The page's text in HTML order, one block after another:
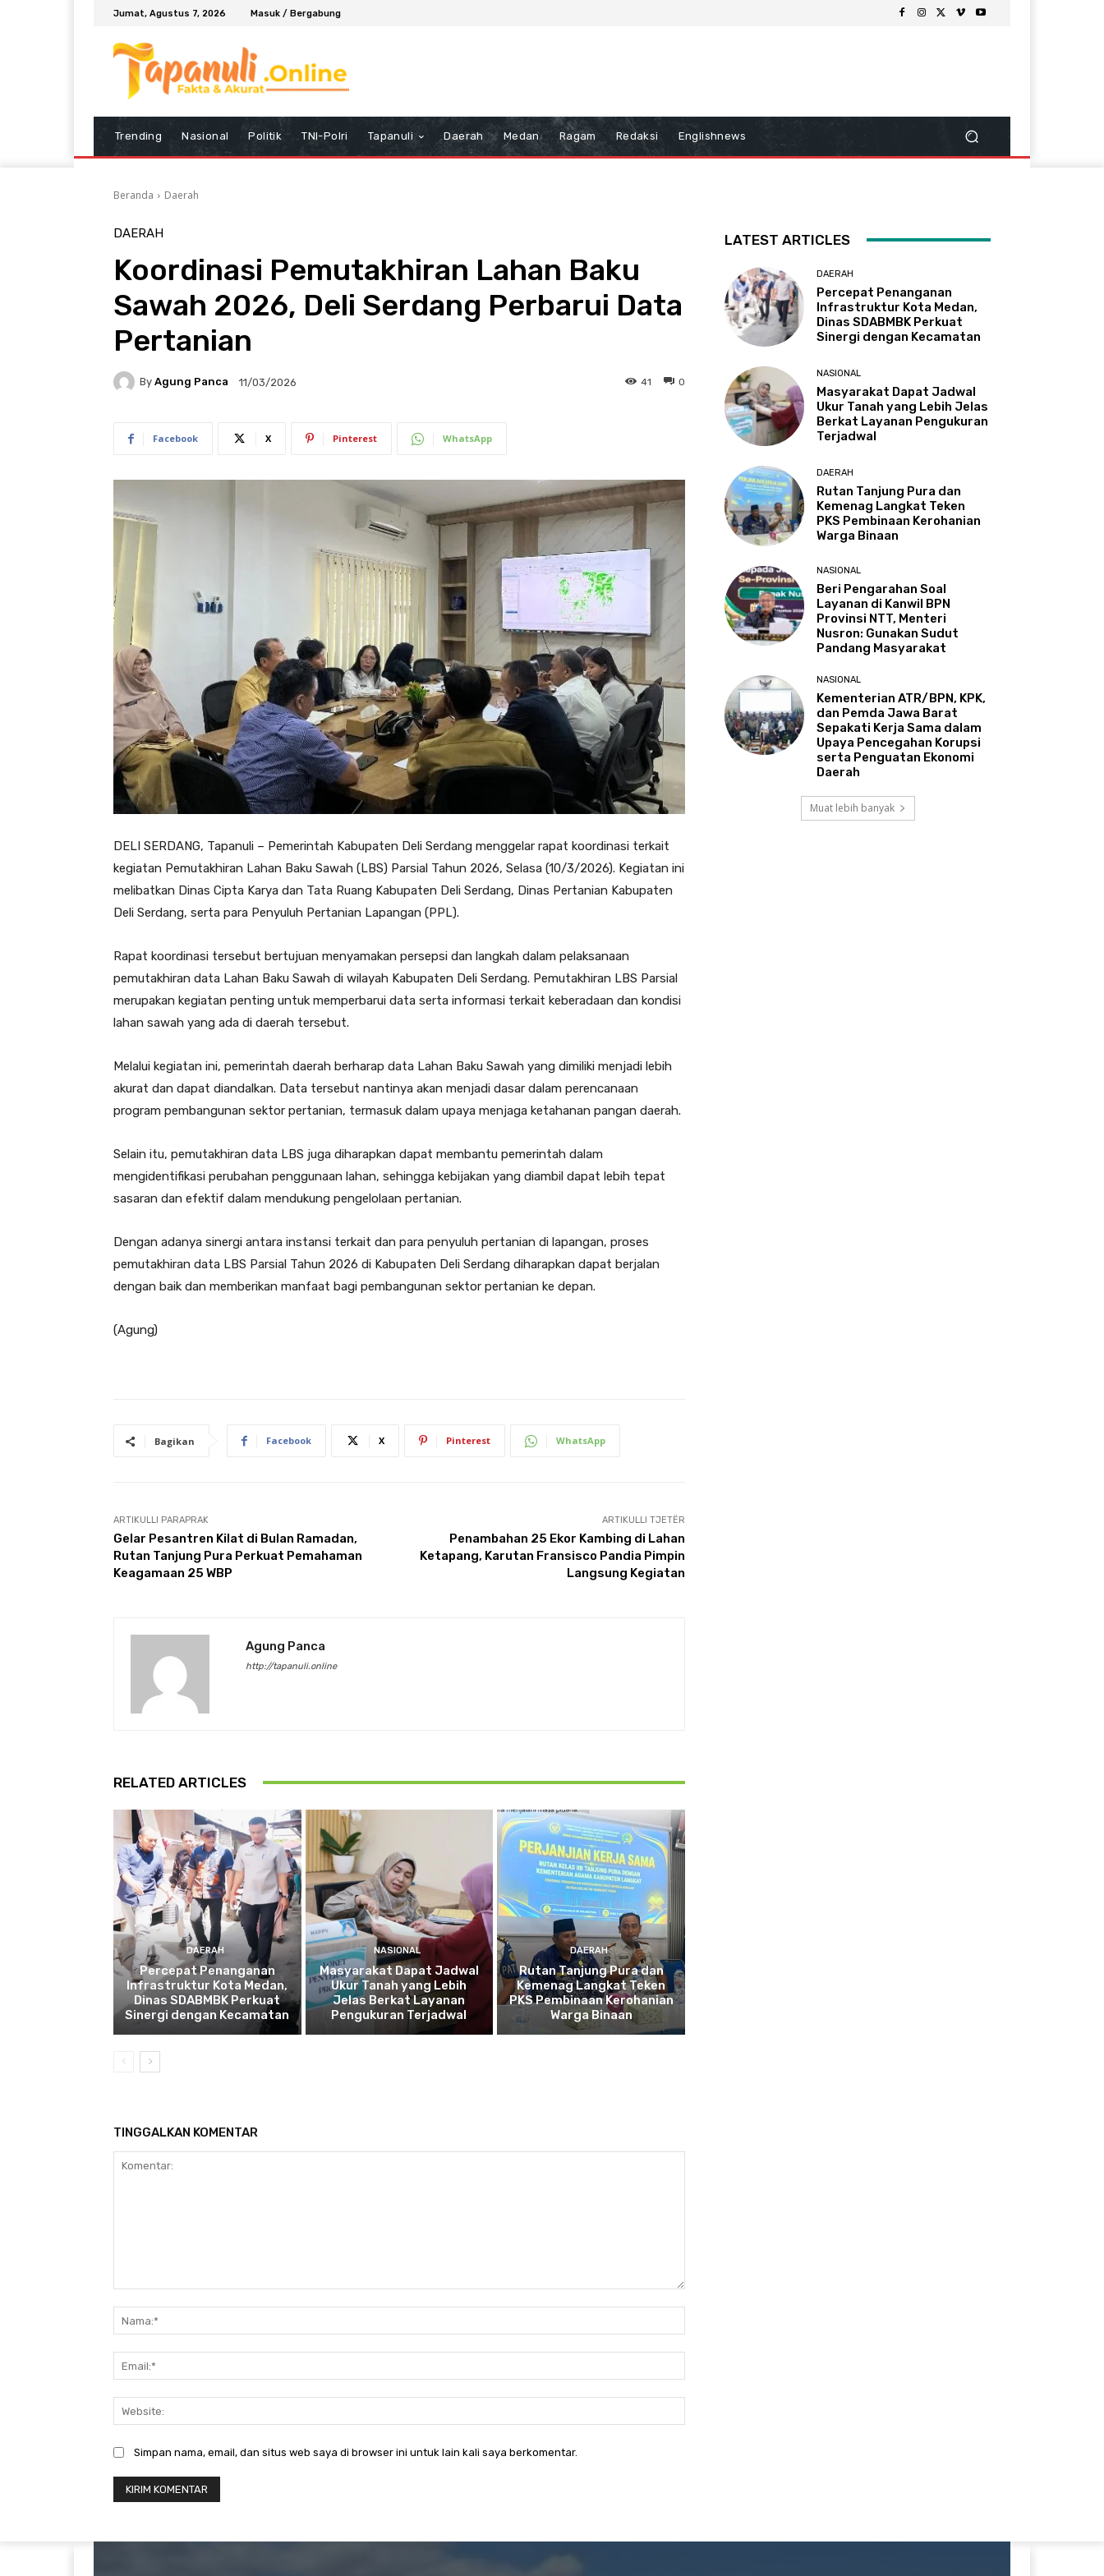
Jumat, Agustus 7, 2026 Masuk / Bergabung
Trending Nasional Politik TNI-Polri Tapanuli Daerah Medan Ragam Redaksi Englishnews
Beranda Daerah
DAERAH
Koordinasi Pemutakhiran Lahan Baku
Sawah 2026, Deli Serdang Perbarui Data
Pertanian
By Agung Panca 11/03/2026 0
41
Facebook X Pinterest WhatsApp
DELI SERDANG, Tapanuli – Pemerintah Kabupaten Deli Serdang menggelar rapat koordinasi terkait
kegiatan Pemutakhiran Lahan Baku Sawah (LBS) Parsial Tahun 2026, Selasa (10/3/2026). Kegiatan ini
melibatkan Dinas Cipta Karya dan Tata Ruang Kabupaten Deli Serdang, Dinas Pertanian Kabupaten
Deli Serdang, serta para Penyuluh Pertanian Lapangan (PPL).
Rapat koordinasi tersebut bertujuan menyamakan persepsi dan langkah dalam pelaksanaan
pemutakhiran data Lahan Baku Sawah di wilayah Kabupaten Deli Serdang. Pemutakhiran LBS Parsial
merupakan kegiatan penting untuk memperbarui data serta informasi terkait keberadaan dan kondisi
lahan sawah yang ada di daerah tersebut.
Melalui kegiatan ini, pemerintah daerah berharap data Lahan Baku Sawah yang dimiliki menjadi lebih
akurat dan dapat diandalkan. Data tersebut nantinya akan menjadi dasar dalam perencanaan
program pembangunan sektor pertanian, termasuk dalam upaya menjaga ketahanan pangan daerah.
Selain itu, pemutakhiran data LBS juga diharapkan dapat membantu pemerintah dalam
mengidentifikasi perubahan penggunaan lahan, sehingga kebijakan yang diambil dapat lebih tepat
sasaran dan efektif dalam mendukung pengelolaan pertanian.
Dengan adanya sinergi antara instansi terkait dan para penyuluh pertanian di lapangan, proses
pemutakhiran data LBS Parsial Tahun 2026 di Kabupaten Deli Serdang diharapkan dapat berjalan
dengan baik dan memberikan manfaat bagi pembangunan sektor pertanian ke depan.
(Agung)
Bagikan Facebook X Pinterest WhatsApp
ARTIKULLI PARAPRAK
Gelar Pesantren Kilat di Bulan Ramadan,
Rutan Tanjung Pura Perkuat Pemahaman
Keagamaan 25 WBP
ARTIKULLI TJETËR
Penambahan 25 Ekor Kambing di Lahan
Ketapang, Karutan Fransisco Pandia Pimpin
Langsung Kegiatan
Agung Panca
http://tapanuli.online
RELATED ARTICLES
DAERAH
Percepat Penanganan
Infrastruktur Kota Medan,
Dinas SDABMBK Perkuat
Sinergi dengan Kecamatan
NASIONAL
Masyarakat Dapat Jadwal
Ukur Tanah yang Lebih
Jelas Berkat Layanan
Pengukuran Terjadwal
DAERAH
Rutan Tanjung Pura dan
Kemenag Langkat Teken
PKS Pembinaan Kerohanian
Warga Binaan
TINGGALKAN KOMENTAR
Simpan nama, email, dan situs web saya di browser ini untuk lain kali saya berkomentar.
LATEST ARTICLES
DAERAH
Percepat Penanganan
Infrastruktur Kota Medan,
Dinas SDABMBK Perkuat
Sinergi dengan Kecamatan
NASIONAL
Masyarakat Dapat Jadwal
Ukur Tanah yang Lebih Jelas
Berkat Layanan Pengukuran
Terjadwal
DAERAH
Rutan Tanjung Pura dan
Kemenag Langkat Teken
PKS Pembinaan Kerohanian
Warga Binaan
NASIONAL
Beri Pengarahan Soal
Layanan di Kanwil BPN
Provinsi NTT, Menteri
Nusron: Gunakan Sudut
Pandang Masyarakat
NASIONAL
Kementerian ATR/BPN, KPK,
dan Pemda Jawa Barat
Sepakati Kerja Sama dalam
Upaya Pencegahan Korupsi
serta Penguatan Ekonomi
Daerah
Muat lebih banyak